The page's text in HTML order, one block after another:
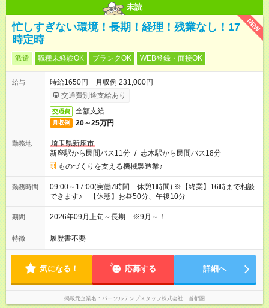
未読
NEW
忙しすぎない環境！長期！経理！残業なし！17
時定時
派遣 職種未経験OK ブランクOK WEB登録・面接OK
給与
時給1650円 月収例 231,000円
交通費別途支給あり
交通費 全額支給
月収例 20～25万円
勤務地
埼玉県新座市
新座駅から民間バス11分 / 志木駅から民間バス18分
ものづくりを支える機械製造業♪
勤務時間
09:00～17:00(実働7時間 休憩1時間) ※【終業】16時まで相談
できます♪ 【休憩】お昼50分、午後10分
期間 2026年09月上旬～長期 ※9月～！
特徴 履歴書不要
気になる！ 応募する 詳細へ
掲載元企業名 パーソルテンプスタッフ株式会社 首都圏